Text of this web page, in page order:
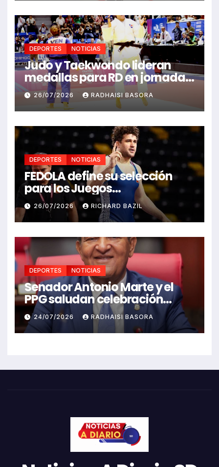
DEPORTES NOTICIAS
Judo y Taekwondo lideran
medallas para RD en jornada
de Juego Santo Domingo 2026
26/07/2026 RADHAISI BASORA
DEPORTES NOTICIAS
FEDOLA define su selección
para los Juegos
Centroamericanos y del
Caribe Santo Domingo 2026
26/07/2026 RICHARD BAZIL
DEPORTES NOTICIAS
Senador Antonio Marte y el
PPG saludan celebración
Juegos Centroamericanos
24/07/2026 RADHAISI BASORA